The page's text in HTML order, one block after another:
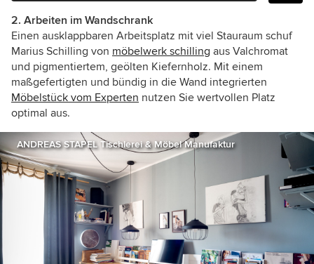
2. Arbeiten im Wandschrank
Einen ausklappbaren Arbeitsplatz mit viel Stauraum schuf
Marius Schilling von möbelwerk schilling aus Valchromat
und pigmentiertem, geölten Kiefernholz. Mit einem
maßgefertigten und bündig in die Wand integrierten
Möbelstück vom Experten nutzen Sie wertvollen Platz
optimal aus.
ANDREAS STAPEL Tischlerei & Möbel Manufaktur